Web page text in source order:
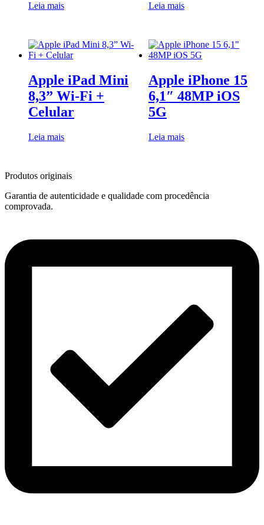
Leia mais Leia mais
Apple iPad Mini
8,3” Wi-Fi +
Celular
Leia mais
Apple iPhone 15
6,1″ 48MP iOS
5G
Leia mais
Produtos originais
Garantia de autenticidade e qualidade com procedência
comprovada.